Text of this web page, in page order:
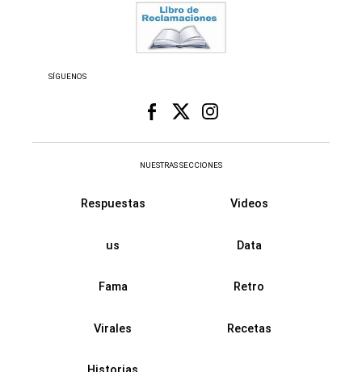
SÍGUENOS
NUESTRAS SECCIONES
Respuestas Videos
us Data
Fama Retro
Virales Recetas